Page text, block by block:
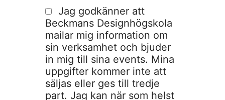
Jag godkänner att
Beckmans Designhögskola
mailar mig information om
sin verksamhet och bjuder
in mig till sina events. Mina
uppgifter kommer inte att
säljas eller ges till tredje
part. Jag kan när som helst